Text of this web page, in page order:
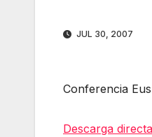
JUL 30, 2007
Conferencia
Descarga